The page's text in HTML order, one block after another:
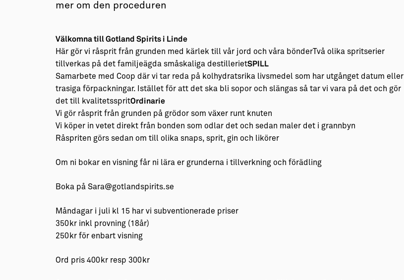
mer om den proceduren
Välkomna till Gotland Spirits i Linde
Här gör vi råsprit från grunden med kärlek till vår jord och våra bönderTvå olika spritserier
tillverkas på det familjeägda småskaliga destillerietSPILL
Samarbete med Coop där vi tar reda på kolhydratsrika livsmedel som har utgånget datum eller
trasiga förpackningar. Istället för att det ska bli sopor och slängas så tar vi vara på det och gör
det till kvalitetsspritOrdinarie
Vi gör råsprit från grunden på grödor som växer runt knuten
Vi köper in vetet direkt från bonden som odlar det och sedan maler det i grannbyn
Råspriten görs sedan om till olika snaps, sprit, gin och likörer
Om ni bokar en visning får ni lära er grunderna i tillverkning och förädling
Boka på Sara@gotlandspirits.se
Måndagar i juli kl 15 har vi subventionerade priser
350kr inkl provning (18år)
250kr för enbart visning
Ord pris 400kr resp 300kr